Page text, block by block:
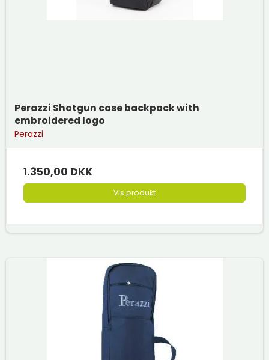
Perazzi Shotgun case backpack with
embroidered logo
Perazzi
1.350,00 DKK
Vis produkt